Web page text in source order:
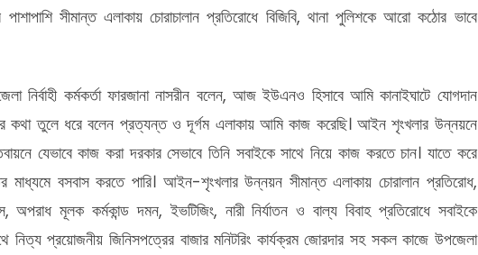
পাশাপাশি সীমান্ত এলাকায় চোরাচালান প্রতিরোধে বিজিবি, থানা পুলিশকে আরো কঠোর ভাবে
নির্বাহী কর্মকর্তা ফারজানা নাসরীন বলেন, আজ ইউএনও হিসাবে আমি কানাইঘাটে যোগদান
কথা তুলে ধরে বলেন প্রত্যন্ত ও দূর্গম এলাকায় আমি কাজ করেছি। আইন শৃংখলার উন্নয়নে
যেভাবে কাজ করা দরকার সেভাবে তিনি সবাইকে সাথে নিয়ে কাজ করতে চান। যাতে করে
মাধ্যমে বসবাস করতে পারি। আইন-শৃংখলার উন্নয়ন সীমান্ত এলাকায় চোরালান প্রতিরোধ,
অপরাধ মূলক কর্মকান্ড দমন, ইভটিজিং, নারী নির্যাতন ও বাল্য বিবাহ প্রতিরোধে সবাইকে
নিত্য প্রয়োজনীয় জিনিসপত্রের বাজার মনিটরিং কার্যক্রম জোরদার সহ সকল কাজে উপজেলা